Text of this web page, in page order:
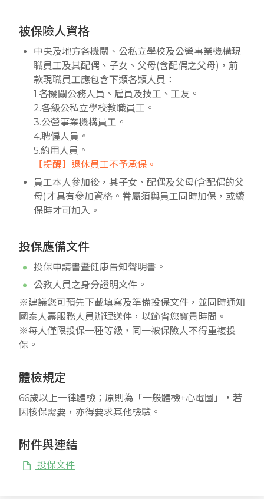
被保險人資格
中央及地方各機關、公私立學校及公營事業機構現
職員工及其配偶、子女、父母(含配偶之父母)，前
款現職員工應包含下類各類人員：
1.各機關公務人員、雇員及技工、工友。
2.各級公私立學校教職員工。
3.公營事業機構員工。
4.聘僱人員。
5.約用人員。
【提醒】退休員工不予承保。
員工本人參加後，其子女、配偶及父母(含配偶的父
母)才具有參加資格。眷屬須與員工同時加保，或續
保時才可加入。
投保應備文件
投保申請書暨健康告知聲明書。
公教人員之身分證明文件。
※建議您可預先下載填寫及準備投保文件，並同時通知
國泰人壽服務人員辦理送件，以節省您寶貴時間。
※每人僅限投保一種等級，同一被保險人不得重複投
保。
體檢規定
66歲以上一律體檢；原則為「一般體檢+心電圖」，若
因核保需要，亦得要求其他檢驗。
附件與連結
投保文件